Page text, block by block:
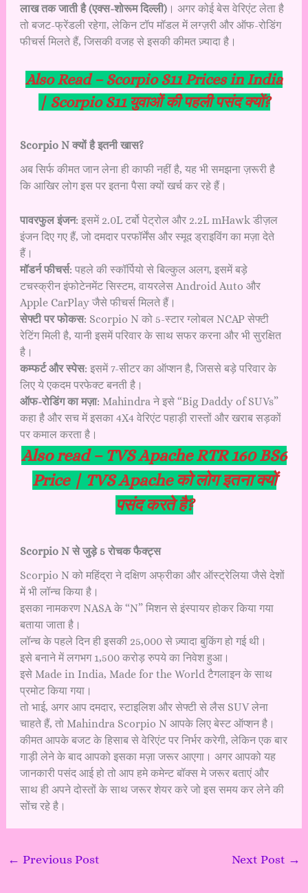
लाख तक जाती है (एक्स-शोरूम दिल्ली)। अगर कोई बेस वेरिएंट लेता है
तो बजट-फ्रेंडली रहेगा, लेकिन टॉप मॉडल में लग्ज़री और ऑफ-रोडिंग
फीचर्स मिलते हैं, जिसकी वजह से इसकी कीमत ज़्यादा है।
Also Read –Scorpio S11 Prices in India
| Scorpio S11 युवाओं की पहली पसंद क्यों?
Scorpio N क्यों है इतनी खास?
अब सिर्फ कीमत जान लेना ही काफी नहीं है, यह भी समझना ज़रूरी है
कि आखिर लोग इस पर इतना पैसा क्यों खर्च कर रहे हैं।
पावरफुल इंजन: इसमें 2.0L टर्बो पेट्रोल और 2.2L mHawk डीज़ल
इंजन दिए गए हैं, जो दमदार परफॉर्मेंस और स्मूद ड्राइविंग का मज़ा देते
हैं।
मॉडर्न फीचर्स: पहले की स्कॉर्पियो से बिल्कुल अलग, इसमें बड़े
टचस्क्रीन इंफोटेनमेंट सिस्टम, वायरलेस Android Auto और
Apple CarPlay जैसे फीचर्स मिलते हैं।
सेफ्टी पर फोकस: Scorpio N को 5-स्टार ग्लोबल NCAP सेफ्टी
रेटिंग मिली है, यानी इसमें परिवार के साथ सफर करना और भी सुरक्षित
है।
कम्फर्ट और स्पेस: इसमें 7-सीटर का ऑप्शन है, जिससे बड़े परिवार के
लिए ये एकदम परफेक्ट बनती है।
ऑफ-रोडिंग का मज़ा: Mahindra ने इसे “Big Daddy of SUVs”
कहा है और सच में इसका 4X4 वेरिएंट पहाड़ी रास्तों और खराब सड़कों
पर कमाल करता है।
Also read – TVS Apache RTR 160 BS6
Price | TVS Apache को लोग इतना क्यों
पसंद करते है?
Scorpio N से जुड़े 5 रोचक फैक्ट्स
Scorpio N को महिंद्रा ने दक्षिण अफ्रीका और ऑस्ट्रेलिया जैसे देशों
में भी लॉन्च किया है।
इसका नामकरण NASA के “N” मिशन से इंस्पायर होकर किया गया
बताया जाता है।
लॉन्च के पहले दिन ही इसकी 25,000 से ज़्यादा बुकिंग हो गई थी।
इसे बनाने में लगभग 1,500 करोड़ रुपये का निवेश हुआ।
इसे Made in India, Made for the World टैगलाइन के साथ
प्रमोट किया गया।
तो भाई, अगर आप दमदार, स्टाइलिश और सेफ्टी से लैस SUV लेना
चाहते हैं, तो Mahindra Scorpio N आपके लिए बेस्ट ऑप्शन है।
कीमत आपके बजट के हिसाब से वेरिएंट पर निर्भर करेगी, लेकिन एक बार
गाड़ी लेने के बाद आपको इसका मज़ा जरूर आएगा। अगर आपको यह
जानकारी पसंद आई हो तो आप हमे कमेन्ट बॉक्स मे जरूर बताएं और
साथ ही अपने दोस्तों के साथ जरूर शेयर करे जो इस समय कर लेने की
सोंच रहे है।
← Previous Post Next Post →